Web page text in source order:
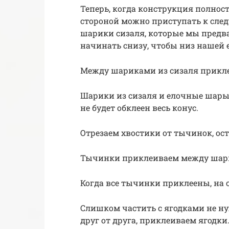
Теперь, когда конструкция
стороной можно приступать к
шарики сизаля, которые мы
начинать снизу, чтобы низ
Между шариками из сизаля
Шарики из сизаля и елочные
не будет обклеен весь конус.
Отрезаем хвостики от тычинок,
Тычинки приклеиваем между
Когда все тычинки приклеены, на
Слишком частить с ягодками не
друг от друга, приклеиваем ягодки.